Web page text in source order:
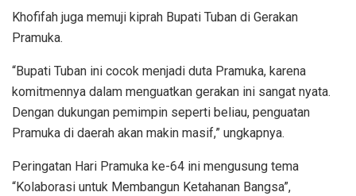
Khofifah juga memuji kiprah Bupati Tuban di Gerakan
Pramuka.
“Bupati Tuban ini cocok menjadi duta Pramuka, karena
komitmennya dalam menguatkan gerakan ini sangat nyata.
Dengan dukungan pemimpin seperti beliau, penguatan
Pramuka di daerah akan makin masif,” ungkapnya.
Peringatan Hari Pramuka ke-64 ini mengusung tema
“Kolaborasi untuk Membangun Ketahanan Bangsa”,